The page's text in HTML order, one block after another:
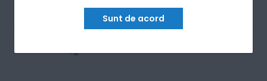
Sunt de acord